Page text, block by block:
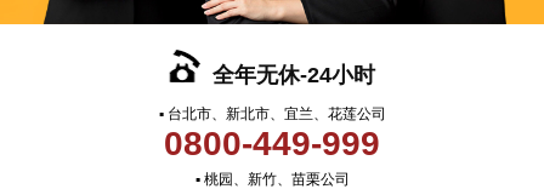
全年无休-24小时
▪ 台北市、新北市、宜兰、花莲公司
0800-449-999
▪ 桃园、新竹、苗栗公司